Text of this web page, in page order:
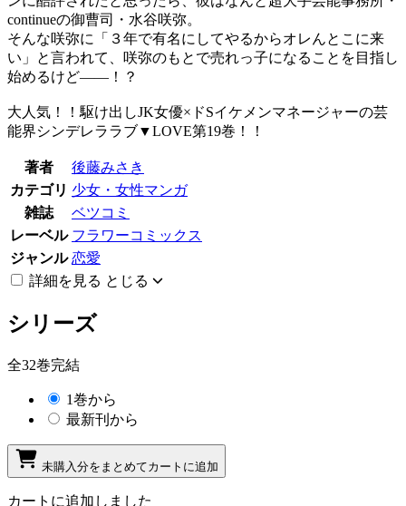
continueの御曹司・水谷咲弥。
そんな咲弥に「３年で有名にしてやるからオレんとこに来
い」と言われて、咲弥のもとで売れっ子になることを目指し
始めるけど――！？
大人気！！駆け出しJK女優×ドSイケメンマネージャーの芸
能界シンデレララブ▼LOVE第19巻！！
著者
後藤みさき
カテゴリ 少女・女性マンガ
雑誌
ベツコミ
レーベル フラワーコミックス
ジャンル 恋愛
詳細を見る とじる
シリーズ
全32巻完結
1巻から
最新刊から
未購入分をまとめてカートに追加
カートに追加しました